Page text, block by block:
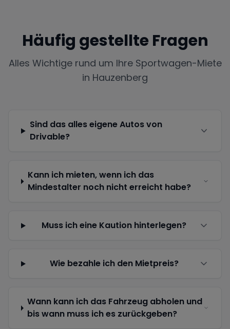
Häufig gestellte Fragen
Alles Wichtige rund um Ihre Sportwagen-Miete
in Hauzenberg
Sind das alles eigene Autos von
Drivable?
Kann ich mieten, wenn ich das
Mindestalter noch nicht erreicht habe?
Muss ich eine Kaution hinterlegen?
Wie bezahle ich den Mietpreis?
Wann kann ich das Fahrzeug abholen und
bis wann muss ich es zurückgeben?